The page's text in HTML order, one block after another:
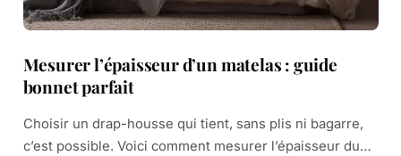
Mesurer l’épaisseur d’un matelas : guide
bonnet parfait
Choisir un drap-housse qui tient, sans plis ni bagarre,
c’est possible. Voici comment mesurer l’épaisseur du